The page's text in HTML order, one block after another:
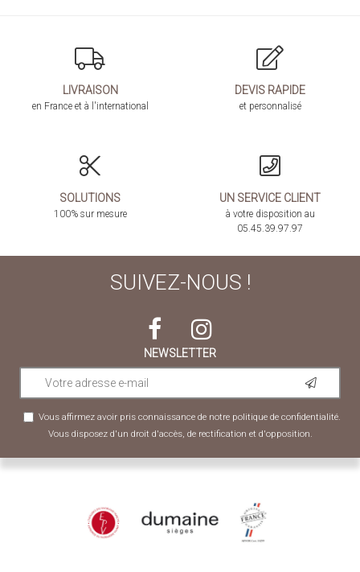
LIVRAISON
en France et à l'international
DEVIS RAPIDE
et personnalisé
SOLUTIONS
100% sur mesure
UN SERVICE CLIENT
à votre disposition au
05.45.39.97.97
SUIVEZ-NOUS !
NEWSLETTER
Vous affirmez avoir pris connaissance de notre politique de confidentialité.
Vous disposez d'un droit d'accès, de rectification et d'opposition.